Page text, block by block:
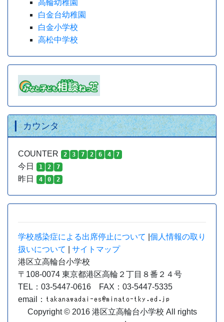
高輪幼稚園
白金台幼稚園
白金小学校
高松中学校
カウンタ
COUNTER 2 3 7 2 6 4 7
今日 1 2 7
昨日 4 0 2
学校感染症による出席停止について 個人情報の取り
扱いについて
サイトマップ
港区立高輪台小学校
〒108-0074 東京都港区高輪２丁目８番２４号
TEL：03-5447-0616 FAX：03-5447-5335
email：
Copyright © 2016 港区立高輪台小学校 All rights